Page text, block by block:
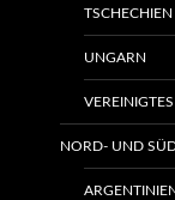
UNGARN
NORD- UND